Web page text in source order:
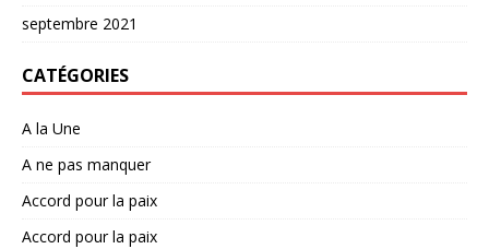
septembre 2021
CATÉGORIES
A la Une
A ne pas manquer
Accord pour la paix
Accord pour la paix